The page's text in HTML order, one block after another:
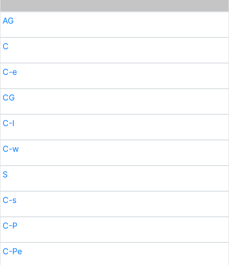
AG
C
C-e
CG
C-I
C-w
S
C-s
C-P
C-Pe